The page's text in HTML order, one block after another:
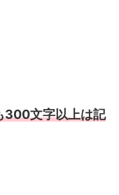
300文字以上は記